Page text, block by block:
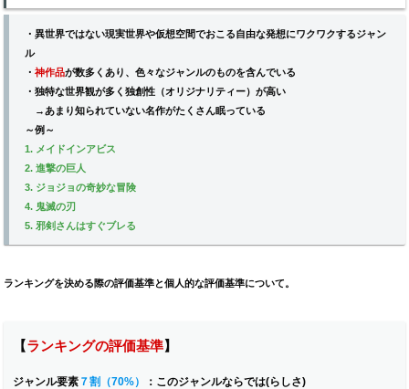
・異世界ではない現実世界や仮想空間でおこる自由な発想にワクワクするジャン
ル
・ 神作品が数多くあり、色々なジャンルのものを含んでいる
・独特な世界観が多く独創性（オリジナリティー）が高い
→あまり知られていない名作がたくさん眠っている
～例～
1. メイドインアビス
2. 進撃の巨人
3. ジョジョの奇妙な冒険
4. 鬼滅の刃
5. 邪剣さんはすぐブレる
ランキングを決める際の評価基準と個人的な評価基準について。
【ランキングの評価基準】
ジャンル要素 ７割（70%） ： このジャンルならでは(らしさ)